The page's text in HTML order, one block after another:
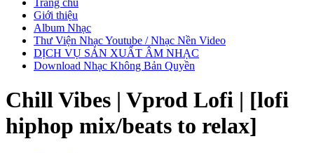
Trang chủ
Giới thiệu
Album Nhạc
Thư Viện Nhạc Youtube / Nhạc Nền Video
DỊCH VỤ SẢN XUẤT ÂM NHẠC
Download Nhạc Không Bản Quyền
Chill Vibes | Vprod Lofi | [lofi
hiphop mix/beats to relax]